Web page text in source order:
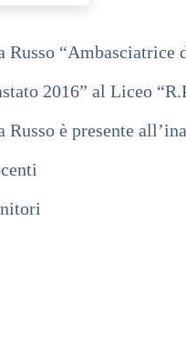
“Ambasciatrice
2016” al Liceo
è presente